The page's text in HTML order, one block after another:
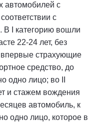
автомобилей с
с
В I категорию вошли
22-24 лет, без
страхующие
средство, до
одно лицо; во II
и стажем вождения
автомобиль, к
одно лицо, которое в